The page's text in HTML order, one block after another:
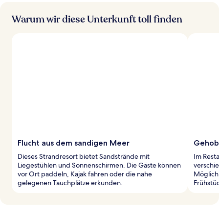
Warum wir diese Unterkunft toll finden
Flucht aus dem sandigen Meer
Dieses Strandresort bietet Sandstrände mit
Liegestühlen und Sonnenschirmen. Die Gäste können
vor Ort paddeln, Kajak fahren oder die nahe
gelegenen Tauchplätze erkunden.
Im